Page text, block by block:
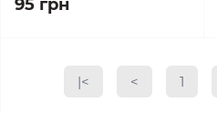
95 грн
|< < 1